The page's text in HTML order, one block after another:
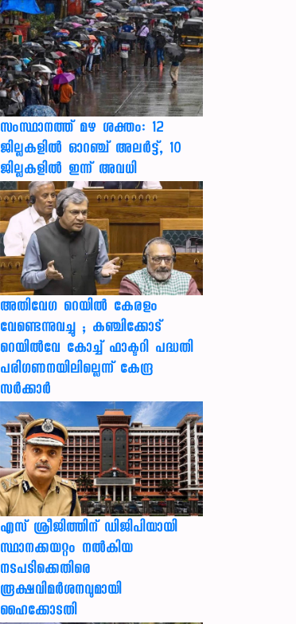
സംസ്ഥാനത്ത് മഴ ശക്തം: 12
ജില്ലകളിൽ ഓറഞ്ച് അലർട്ട്, 10
ജില്ലകളിൽ ഇന്ന് അവധി
അതിവേഗ റെയിൽ കേരളം
വേണ്ടെന്നുവച്ചു ; കഞ്ചിക്കോട്
റെയിൽവേ കോച്ച് ഫാക്ടറി പദ്ധതി
പരിഗണനയിലില്ലെന്ന് കേന്ദ്ര
സർക്കാർ
എസ് ശ്രീജിത്തിന് ഡിജിപിയായി
സ്ഥാനക്കയറ്റം നൽകിയ
നടപടിക്കെതിരെ
രൂക്ഷവിമർശനവുമായി
ഹൈക്കോടതി